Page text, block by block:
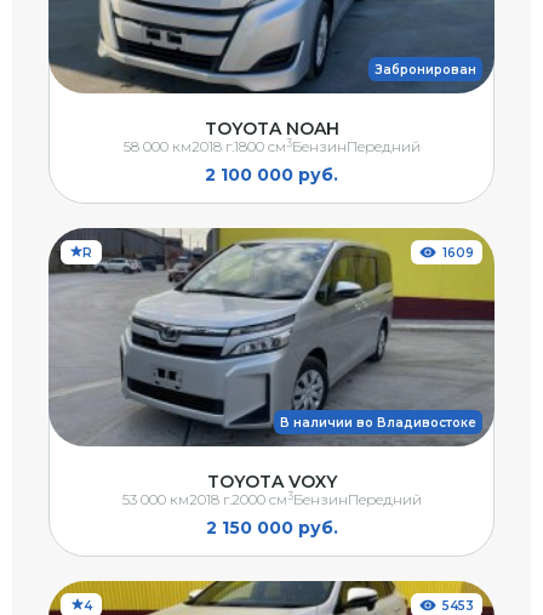
Забронирован
TOYOTA NOAH
2 100 000 руб.
58 000 км2018 г.1800 см3БензинПередний
R
В наличии во Владивостоке
1609
TOYOTA VOXY
2 150 000 руб.
53 000 км2018 г.2000 см3БензинПередний
4 5453